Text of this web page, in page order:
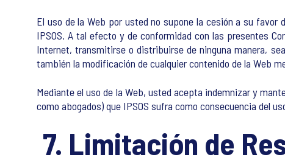
El uso de la Web por usted no supone la cesión a su
IPSOS. A tal efecto y de conformidad con las presentes
Internet, transmitirse o distribuirse de ninguna manera,
también la modificación de cualquier contenido de la Web
Mediante el uso de la Web, usted acepta indemnizar y
como abogados) que IPSOS sufra como consecuencia del
7. Limitación de